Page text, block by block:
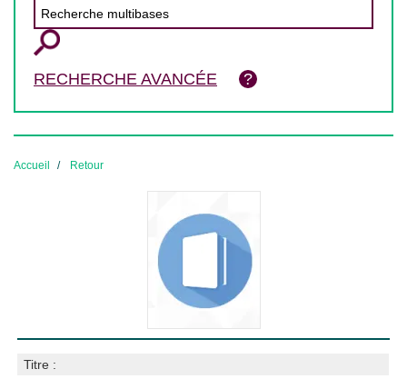
RECHERCHE AVANCÉE
Accueil Retour
Titre :